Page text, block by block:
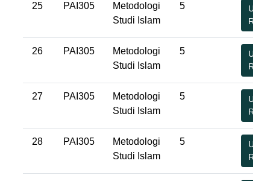
25 PAI305
Metodologi
Studi Islam
5
RPS
26 PAI305
Metodologi
Studi Islam
5
RPS
27 PAI305
Metodologi
Studi Islam
5
RPS
28 PAI305
Metodologi
Studi Islam
5
RPS